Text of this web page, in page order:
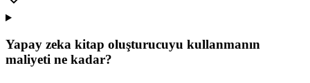
Yapay zeka kitap oluşturucuyu kullanmanın
maliyeti ne kadar?